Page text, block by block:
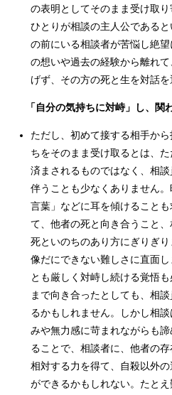
の表明としてそのまま受け取
ひとりが相談の主⼈公である
の前にいる相談者が苦悩し絶
の想いや過去の経験から離れ
げず、その方の死と生を対話を
「自分の気持ちに対峙」し、関
ただし、初めて接する相手か
ちをそのまま受け取るとは、
済まされるものではなく、相
伴うことも少なくありません
言葉」などに耳を傾けること
て、他者の死と向き合うこと
死といのちのあり方にぎりぎ
像だにできない難しさに直面
とも厳しく対峙し続ける覚悟
まで向き合ったとしても、相
るかもしれません。しかし相
みや無力感に苛まれながらも
ることで、相談者に、他者の
相対する力を得て、⾃殺以外
ができるかもしれない。たと